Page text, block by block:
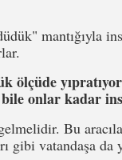
mantığıyla
ölçüde
onlar kadar
Bu
gibi vatandaşa da